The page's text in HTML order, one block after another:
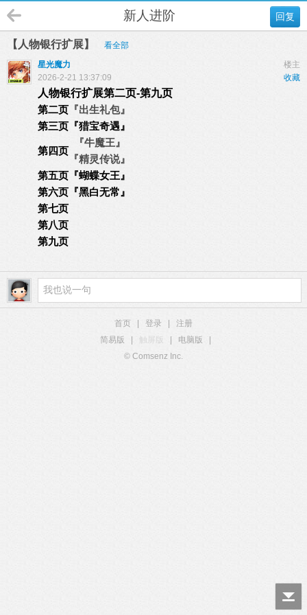
回复
新人进阶
【人物银行扩展】
看全部
楼主
星光魔力
收藏
2026-2-21 13:37:09
人物银行扩展第二页-第九页
第二页 『出生礼包』
第三页 『猎宝奇遇 』
第四页
『牛魔王』
『精灵传说』
第五页 『蝴蝶女王 』
第六页 『黑白无常』
第七页
第八页
第九页
首页 登录
注册
简易版
触屏版 电脑版
© Comsenz Inc.